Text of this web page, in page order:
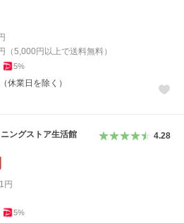
（5,000 円以上で送料無料）
5%
休業日を除く）
ングストア生活館 4.28
円
5%